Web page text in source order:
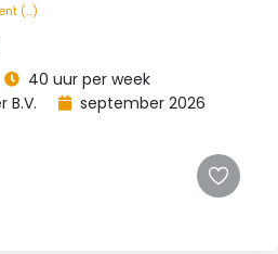
(...)
40 uur per week
B.V.
september 2026